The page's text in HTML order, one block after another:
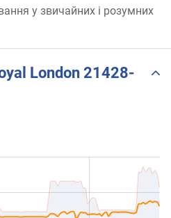
у звичайних і розумних
London 21428-